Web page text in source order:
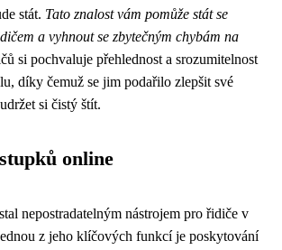
stát. Tato znalost vám pomůže stát se
a vyhnout se zbytečným chybám na
si pochvaluje přehlednost a srozumitelnost
díky čemuž se jim podařilo zlepšit své
si čistý štít.
online
nepostradatelným nástrojem pro řidiče v
z jeho klíčových funkcí je poskytování